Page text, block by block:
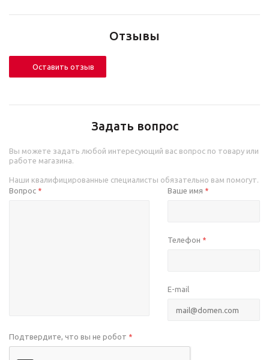
Отзывы
Оставить отзыв
Задать вопрос
Вы можете задать любой интересующий вас вопрос по товару или
работе магазина.
Наши квалифицированные специалисты обязательно вам помогут.
Вопрос * Ваше имя *
Телефон *
E-mail
Подтвердите, что вы не робот *